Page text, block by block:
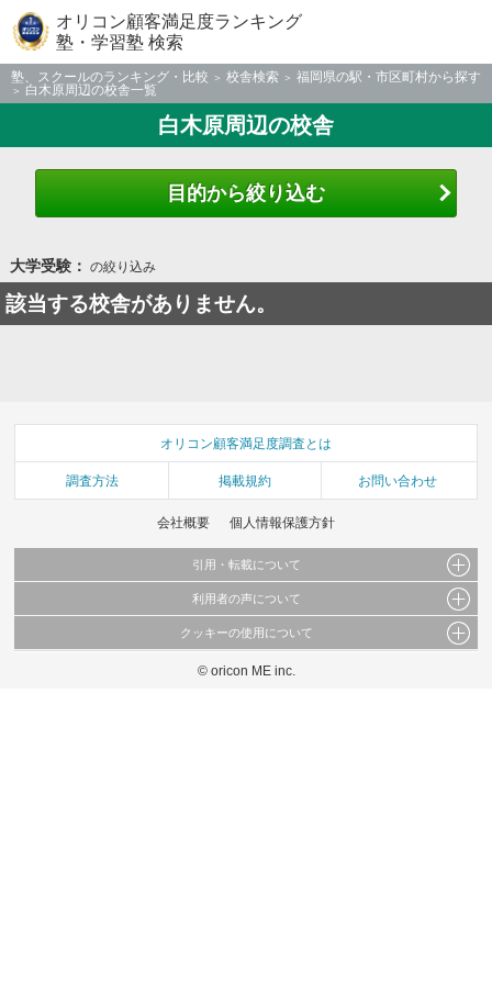
オリコン顧客満足度ランキング
塾・学習塾 検索
塾、スクールのランキング・比較 校舎検索
福岡県の駅・市区町村から探す
白木原周辺の校舎一覧
白木原周辺の校舎
目的から絞り込む
大学受験： の絞り込み
該当する校舎がありません。
オリコン顧客満足度調査とは
調査方法 掲載規約 お問い合わせ
会社概要 個人情報保護方針
引用・転載について
当サイトで公開されている情報（文字、写真、イラスト、画像データ等）及びこれらの配
これらの情報を権利者の許可なく無断転載・複製などの二次利用を行うことは固く禁じて
利用者の声について
当サイトに掲載している内容はすべてサービスの利用者が提出された見解・感想です。
弊社の見解・ 意見ではないことをご理解いただいた上でご覧ください。
クッキーの使用について
このサイトでは Cookie を使用して、ユーザーに合わせたコンテンツや広告の表示、ソー
© oricon ME inc.